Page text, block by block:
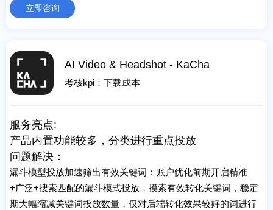
立即咨询
AI Video & Headshot - KaCha
考核kpi：下载成本
服务亮点:
产品内置功能较多，分类进行重点投放
问题解决：
漏斗模型投放加速筛出有效关键词：账户优化前期开启精准
+广泛+搜索匹配的漏斗模式投放，摸索有效转化关键词，稳定
期大幅缩减关键词投放数量，仅对后端转化效果较好的词进行